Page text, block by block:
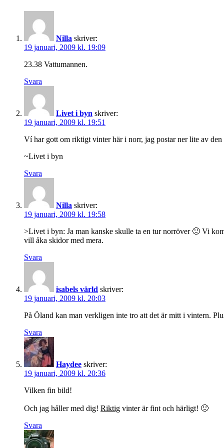
Nilla skriver:
19 januari, 2009 kl. 19:09
23.38 Vattumannen.
Svara
Livet i byn skriver:
19 januari, 2009 kl. 19:51
Ví har gott om riktigt vinter här i norr, jag postar ner lite av
~Livet i byn
Svara
Nilla skriver:
19 januari, 2009 kl. 19:58
>Livet i byn: Ja man kanske skulle ta en tur norröver 🙂 Vi
vill åka skidor med mera.
Svara
isabels värld skriver:
19 januari, 2009 kl. 20:03
På Öland kan man verkligen inte tro att det är mitt i vintern.
Svara
Haydee skriver:
19 januari, 2009 kl. 20:36
Vilken fin bild!
Och jag håller med dig! Riktig vinter är fint och härligt! 🙂
Svara